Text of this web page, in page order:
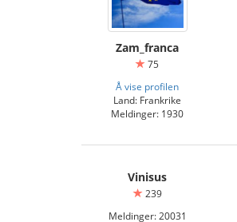
Zam_franca
75
Å vise profilen
Land: Frankrike
Meldinger: 1930
Vinisus
239
Meldinger: 20031